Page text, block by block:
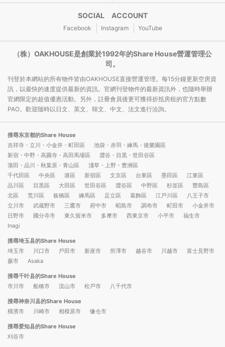
SOCIAL ACCOUNT
Facebook Instagram YouTube
（株）OAKHOUSE是創業於1992年的Share House營運管理公
司。
刊登於本網站的所有物件皆由OAKHOUSE直接營運管理。每15分鐘更新空房資
訊，以最快的速度提供最新的資訊。官網刊登物件的最新資訊外，也隨時舉辦
官網限定的超值優惠活動。另外，註冊會員後更可獲得折抵房租的官方點數
PAO。歡迎隨時以日文、英文、韓文、中文、法文進行洽詢。
搜尋东京都的Share House
吉祥寺・立川・小金井・町田區
池袋・赤羽・練馬・後樂園區
新宿・中野・高圓寺・高田馬場區
澀谷・目黒・世田谷區
蒲田・品川・秋葉原・青山區
淺草・上野・豊洲區
千代田區
中央區 港區 新宿區 文京區 台東區 墨田區
江東區
品川區
目黒區 大田區 世田谷區 澀谷區 中野區 杉並區
豐島區
北區
荒川區 板橋區 練馬區 足立區 葛飾區 江戶川區
八王子市
立川市
武蔵野市 三鷹市 府中市 昭島市 調布市 町田市
小金井市
日野市
國分寺市 東久留米市 多摩市 西東京市 小平市
福生市
Inagi
搜尋埼玉县的Share House
埼玉市
川口市 戶田市 新座市 所澤市 越谷市 川越市
富士見野市
蕨市
Asaka
搜尋千叶县的Share House
市川市
船橋市 流山市 松戶市 八千代市
搜尋神奈川县的Share House
橫濱市
川崎市 相模原市 镰仓市
搜尋爱知县的Share House
刈谷市